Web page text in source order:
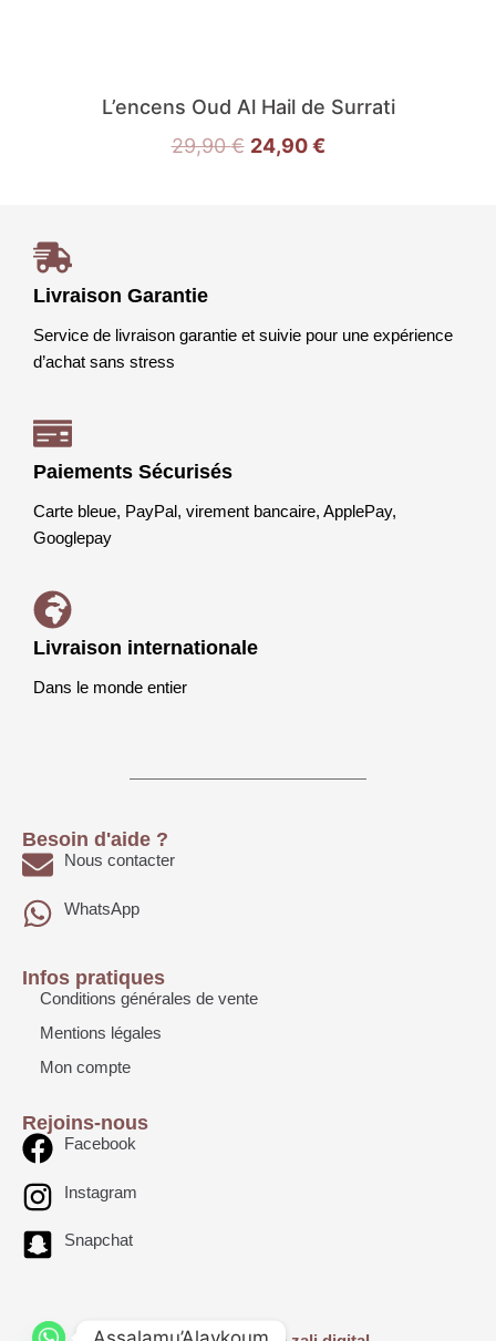
L’encens Oud Al Hail de Surrati
29,90€ 24,90€
Livraison Garantie
Service de livraison garantie et suivie pour une expérience
d’achat sans stress
Paiements Sécurisés
Carte bleue, PayPal, virement bancaire, ApplePay,
Googlepay
Livraison internationale
Dans le monde entier
Besoin d'aide ?
Nous contacter
WhatsApp
Infos pratiques
Conditions générales de vente
Mentions légales
Mon compte
Rejoins-nous
Facebook
Instagram
Snapchat